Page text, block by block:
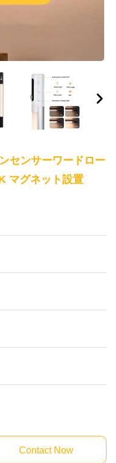
センサーワードロー
マグネット設置
Contact Now